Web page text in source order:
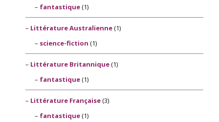
fantastique(1)
Littérature Australienne(1)
science-fiction (1)
Littérature Britannique(1)
fantastique(1)
Littérature Française(3)
fantastique(1)